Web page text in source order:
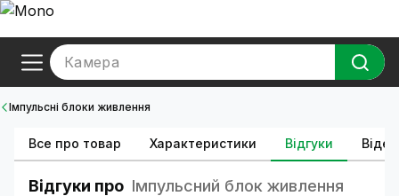
Камера
Імпульсні блоки живлення
Все про товар Характеристики Відгуки Відео
Відгуки про Імпульсний блок живлення